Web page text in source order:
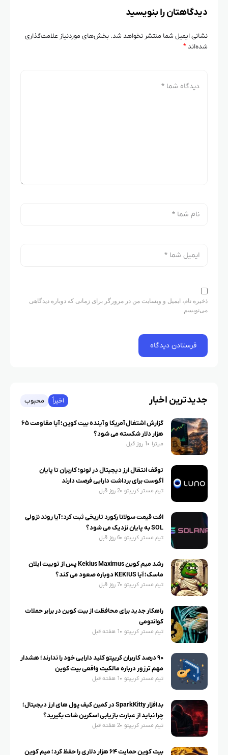
دیدگاهتان را بنویسید
نشانی ایمیل شما منتشر نخواهد شد. بخش‌های موردنیاز علامت‌گذاری
شده‌اند*
ذخیره نام، ایمیل و وبسایت من در مرورگر برای زمانی که دوباره دیدگاهی
می‌نویسم.
جدیدترین اخبار اخیراً محبوب
گزارش اشتغال آمریکا و آینده بیت کوین؛ آیا مقاومت ۶۵
هزار دلار شکسته می شود؟
میترا 1 روز قبل
توقف انتقال ارز دیجیتال در لونو؛ کاربران تا پایان
آگوست برای برداشت دارایی فرصت دارند
تیم مستر کریپتو 2 روز قبل
افت قیمت سولانا رکورد تاریخی ثبت کرد؛ آیا روند نزولی
SOL به پایان نزدیک می شود؟
تیم مستر کریپتو 6 روز قبل
رشد میم کوین Kekius Maximus پس از توییت ایلان
ماسک؛ آیا KEKIUS دوباره صعود می کند؟
تیم مستر کریپتو 7 روز قبل
راهکار جدید برای محافظت از بیت کوین در برابر حملات
کوانتومی
تیم مستر کریپتو 1 هفته قبل
۹۰ درصد کاربران کریپتو کلید دارایی خود را ندارند؛ هشدار
مهم ترزور درباره مالکیت واقعی بیت کوین
تیم مستر کریپتو 1 هفته قبل
بدافزار SparkKitty در کمین کیف پول های ارز دیجیتال؛
چرا نباید از عبارت بازیابی اسکرین شات بگیرید؟
تیم مستر کریپتو 2 هفته قبل
بیت کوین حمایت ۶۴ هزار دلاری را حفظ کرد؛ میم کوین